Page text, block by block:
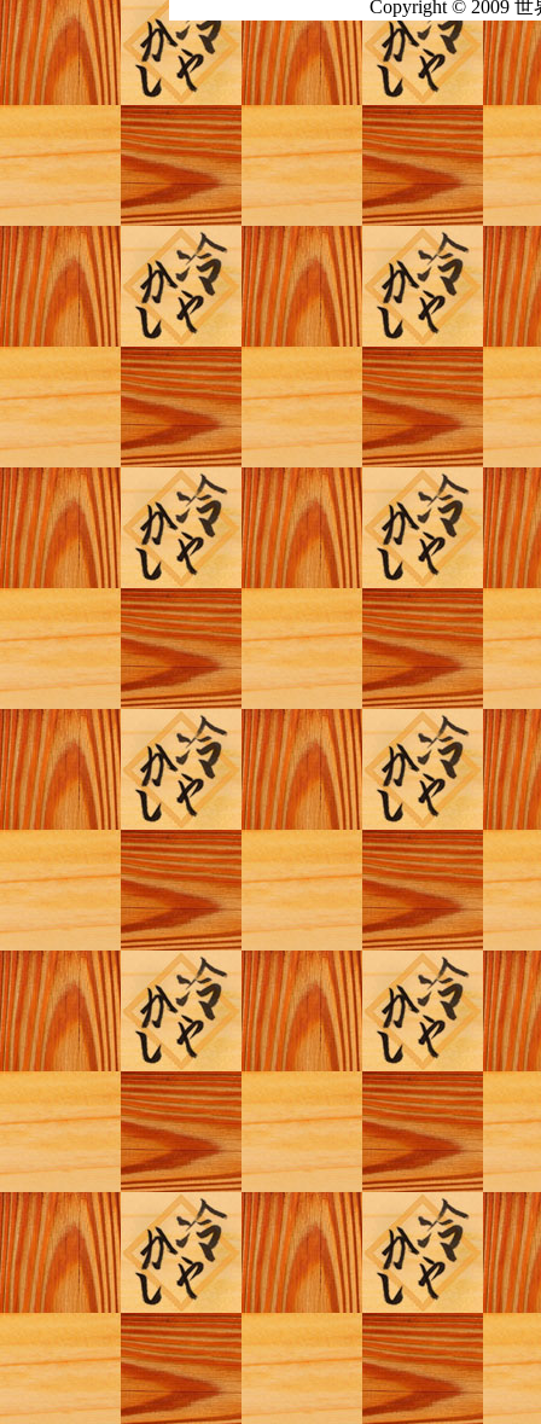
Copyright © 2009 世